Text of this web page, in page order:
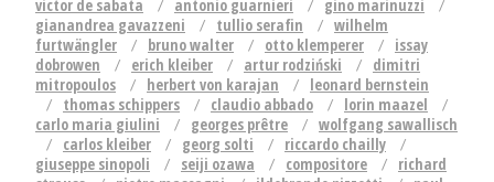
victor de sabata
antonio guarnieri
gino marinuzzi
gianandrea gavazzeni
tullio serafin
wilhelm
furtwängler
bruno walter otto klemperer
issay
dobrowen
erich kleiber artur rodziński
dimitri
mitropoulos
herbert von karajan
leonard bernstein
thomas schippers
claudio abbado
lorin maazel
carlo maria giulini
georges prêtre
wolfgang sawallisch
carlos kleiber
georg solti
riccardo chailly
giuseppe sinopoli
seiji ozawa compositore
richard